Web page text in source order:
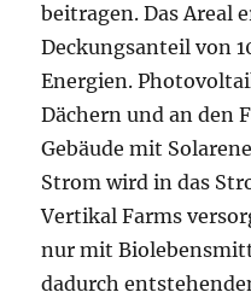
beitragen. Das Areal
Deckungsanteil von
Energien.
Dächern und an den
Gebäude mit
Strom wird in das
Vertikal Farms
nur mit
dadurch